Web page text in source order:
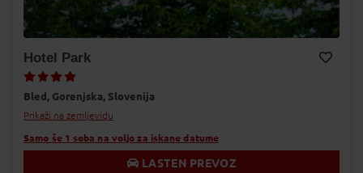
Hotel Park
Bled, Gorenjska, Slovenija
Prikaži na zemljevidu
Samo še 1 soba na voljo za iskane datume
LASTEN PREVOZ